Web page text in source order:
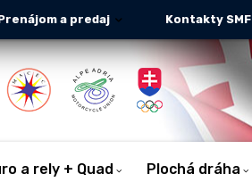
a predaj Kontakty SMF
a rely + Quad Plochá dráha